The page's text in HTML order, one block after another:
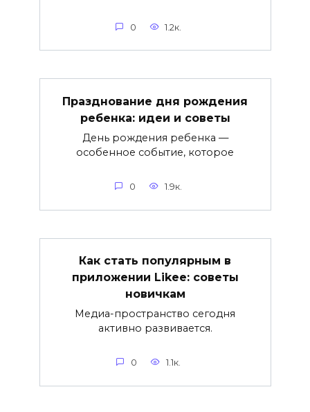
0 1.2к.
Празднование дня рождения
ребенка: идеи и советы
День рождения ребенка —
особенное событие, которое
0 1.9к.
Как стать популярным в
приложении Likee: советы
новичкам
Медиа-пространство сегодня
активно развивается.
0 1.1к.